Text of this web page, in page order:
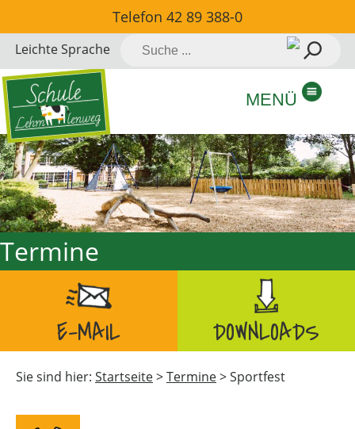
zum
Inhalt
springen
Telefon 42 89 388-0
Leichte Sprache
Suche
Termine
E-MAIL DOWNLOADS
Sie sind hier: Startseite>Termine>Sportfest
MENÜ